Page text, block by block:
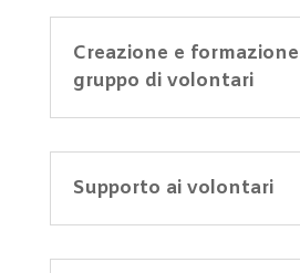
Creazione e
gruppo di volontari
Supporto ai volontari